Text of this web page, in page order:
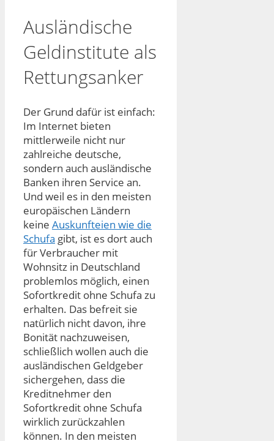
Ausländische
Geldinstitute als
Rettungsanker
Der Grund dafür ist einfach:
Im Internet bieten
mittlerweile nicht nur
zahlreiche deutsche,
sondern auch ausländische
Banken ihren Service an.
Und weil es in den meisten
europäischen Ländern
keine Auskunfteien wie die
Schufa gibt, ist es dort auch
für Verbraucher mit
Wohnsitz in Deutschland
problemlos möglich, einen
Sofortkredit ohne Schufa zu
erhalten. Das befreit sie
natürlich nicht davon, ihre
Bonität nachzuweisen,
schließlich wollen auch die
ausländischen Geldgeber
sichergehen, dass die
Kreditnehmer den
Sofortkredit ohne Schufa
wirklich zurückzahlen
können. In den meisten